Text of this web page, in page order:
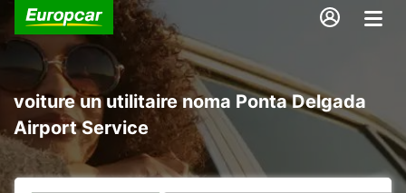
voiture un utilitaire noma Ponta Delgada
Airport Service